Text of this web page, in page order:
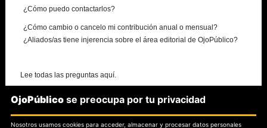
¿Cómo puedo contactarlos?
¿Cómo cambio o cancelo mi contribución anual o mensual?
¿Aliados/as tiene injerencia sobre el área editorial de OjoPúblico?
Lee todas las preguntas aquí.
¿Necesitas más información?
OjoPúblico se preocupa por tu privacidad
Nosotros usamos cookies para acceder, almacenar y procesar datos personales